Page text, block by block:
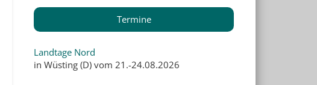
Termine
Landtage Nord
in Wüsting (D) vom 21.-24.08.2026